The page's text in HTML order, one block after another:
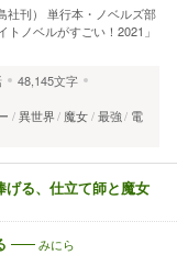
社刊） 単行本・ノベルズ部
ノベルがすごい！2021」
48,145文字
異世界 魔女 最強 電
げる、仕立て師と魔女
みにら